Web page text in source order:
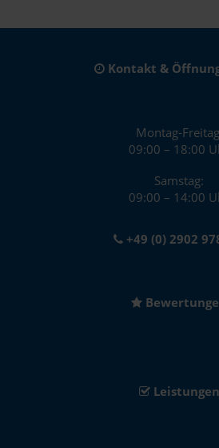
Kontakt &
Montag-
09:00 – 18:00
Samstag:
09:00 – 14:00
+49 (0) 2902
Leistungen